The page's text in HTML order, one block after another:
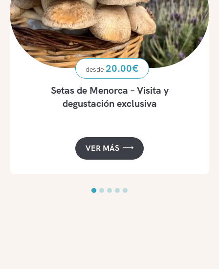
Setas de Menorca – Visita y
degustación exclusiva
20.00€
VER MÁS